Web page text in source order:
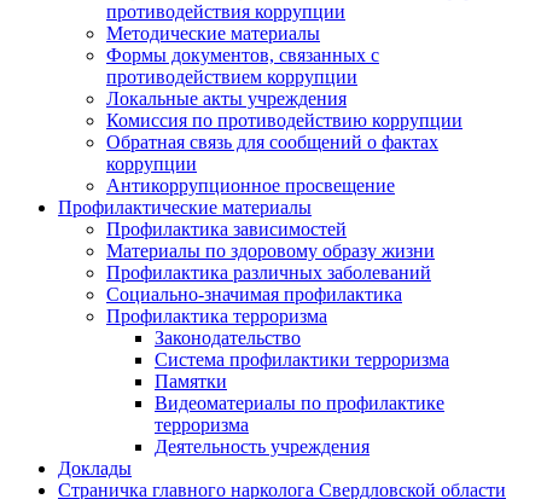
противодействия коррупции
Методические материалы
Формы документов, связанных с
противодействием коррупции
Локальные акты учреждения
Комиссия по противодействию коррупции
Обратная связь для сообщений о фактах
коррупции
Антикоррупционное просвещение
Профилактические материалы
Профилактика зависимостей
Материалы по здоровому образу жизни
Профилактика различных заболеваний
Социально-значимая профилактика
Профилактика терроризма
Законодательство
Система профилактики терроризма
Памятки
Видеоматериалы по профилактике
терроризма
Деятельность учреждения
Доклады
Страничка главного нарколога Свердловской области